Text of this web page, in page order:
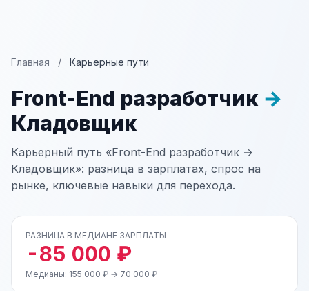
Главная / Карьерные пути
Front-End разработчик →
Кладовщик
Карьерный путь «Front-End разработчик →
Кладовщик»: разница в зарплатах, спрос на
рынке, ключевые навыки для перехода.
РАЗНИЦА В МЕДИАНЕ ЗАРПЛАТЫ
-85 000 ₽
Медианы: 155 000 ₽ → 70 000 ₽